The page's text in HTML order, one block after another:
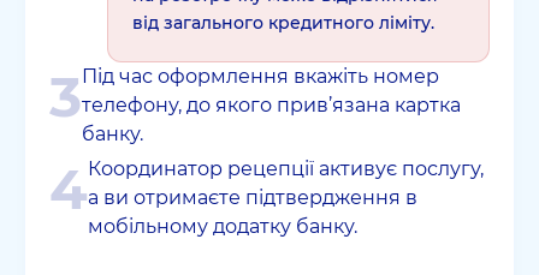
від загального кредитного ліміту.
3Під час оформлення вкажіть номер
телефону, до якого прив’язана картка
банку.
4Координатор рецепції активує послугу,
а ви отримаєте підтвердження в
мобільному додатку банку.